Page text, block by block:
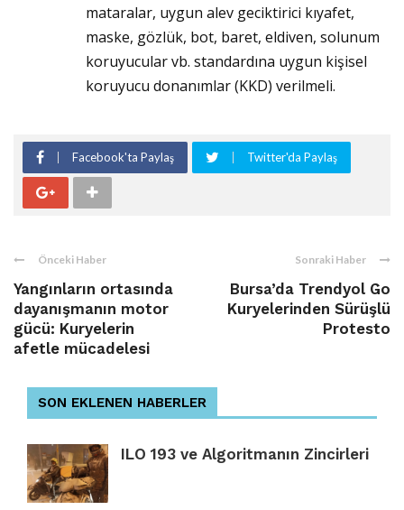
mataralar, uygun alev geciktirici kıyafet,
maske, gözlük, bot, baret, eldiven, solunum
koruyucular vb. standardına uygun kişisel
koruyucu donanımlar (KKD) verilmeli.
Facebook'ta Paylaş Twitter'da Paylaş
Önceki Haber
Yangınların ortasında
dayanışmanın motor
gücü: Kuryelerin
afetle mücadelesi
Sonraki Haber
Bursa’da Trendyol Go
Kuryelerinden Sürüşlü
Protesto
SON EKLENEN HABERLER
ILO 193 ve Algoritmanın Zincirleri